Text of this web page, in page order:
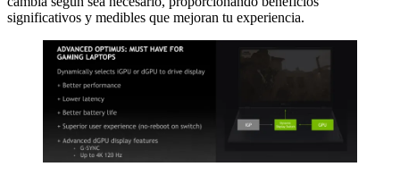
significativos y medibles que mejoran tu experiencia.